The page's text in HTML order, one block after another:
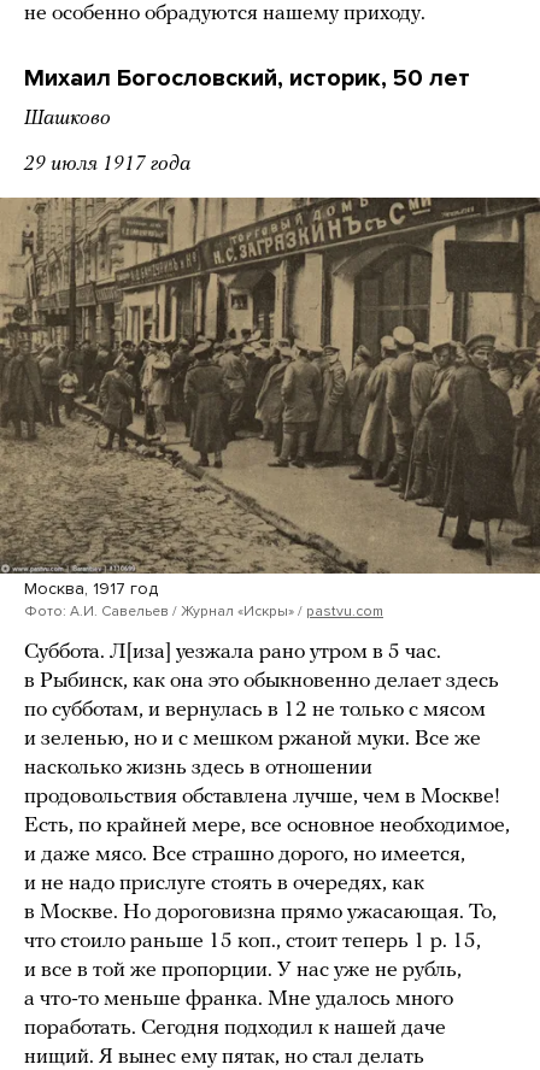
не особенно обрадуются нашему приходу.
Михаил Богословский, историк, 50 лет
Шашково
29 июля 1917 года
Москва, 1917 год
Фото: А.И. Савельев / Журнал «Искры» / pastvu.com
Суббота. Л[иза] уезжала рано утром в 5 час.
в Рыбинск, как она это обыкновенно делает здесь
по субботам, и вернулась в 12 не только с мясом
и зеленью, но и с мешком ржаной муки. Все же
насколько жизнь здесь в отношении
продовольствия обставлена лучше, чем в Москве!
Есть, по крайней мере, все основное необходимое,
и даже мясо. Все страшно дорого, но имеется,
и не надо прислуге стоять в очередях, как
в Москве. Но дороговизна прямо ужасающая. То,
что стоило раньше 15 коп., стоит теперь 1 р. 15,
и все в той же пропорции. У нас уже не рубль,
а что‑то меньше франка. Мне удалось много
поработать. Сегодня подходил к нашей даче
нищий. Я вынес ему пятак, но стал делать